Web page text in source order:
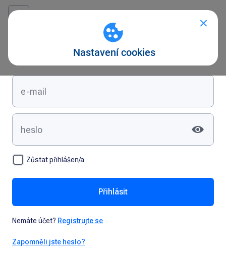
Zůstat přihlášen/a
Přihlásit
Nemáte účet? Registrujte se
Zapomněli jste heslo?